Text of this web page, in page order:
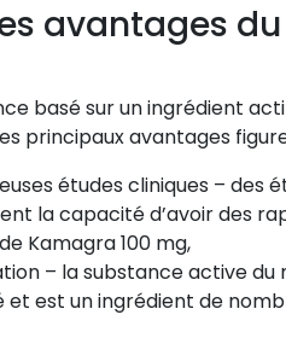
avantages
basé sur un ingrédient
principaux avantages
études cliniques – des
la capacité d’avoir des
Kamagra 100 mg,
– la substance active
et est un ingrédient de